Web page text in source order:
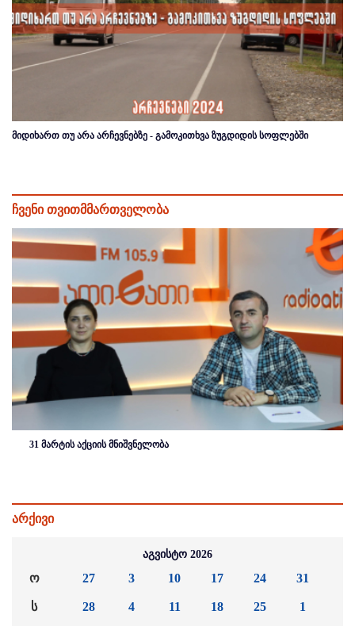
მიდიხართ თუ არა არჩევნებზე - გამოკითხვა ზუგდიდის სოფლებში
ჩვენი თვითმმართველობა
31 მარტის აქციის მნიშვნელობა
არქივი
აგვისტო 2026
ო
ს
27
28
3
4
10
11
17
18
24
25
31
1